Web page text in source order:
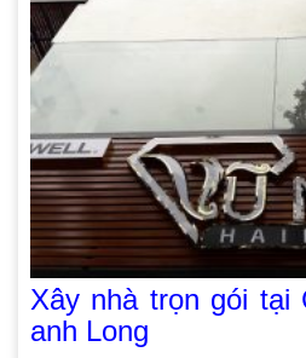
Xây nhà trọn gói tại
anh Long